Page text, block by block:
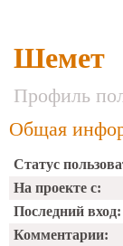
Шемет
Профиль
Общая
Статус
На проекте с:
Последний вход:
Комментарии: